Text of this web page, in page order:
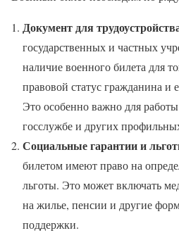
Документ для
государственных и частных
наличие военного билета для
правовой статус гражданина и
Это особенно важно для
госслужбе и других
Социальные гарантии и
билетом имеют право на
льготы. Это может включать
на жилье, пенсии и другие
поддержки.